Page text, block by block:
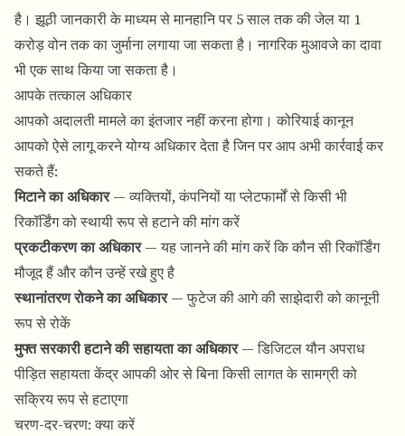
है। झूठी जानकारी के माध्यम से मानहानि पर 5 साल तक की जेल या 1
करोड़ वोन तक का जुर्माना लगाया जा सकता है। नागरिक मुआवजे का दावा
भी एक साथ किया जा सकता है।
आपके तत्काल अधिकार
आपको अदालती मामले का इंतजार नहीं करना होगा। कोरियाई कानून
आपको ऐसे लागू करने योग्य अधिकार देता है जिन पर आप अभी कार्रवाई कर
सकते हैं:
मिटाने का अधिकार— व्यक्तियों, कंपनियों या प्लेटफार्मों से किसी भी
रिकॉर्डिंग को स्थायी रूप से हटाने की मांग करें
प्रकटीकरण का अधिकार— यह जानने की मांग करें कि कौन सी रिकॉर्डिंग
मौजूद हैं और कौन उन्हें रखे हुए है
स्थानांतरण रोकने का अधिकार— फुटेज की आगे की साझेदारी को कानूनी
रूप से रोकें
मुफ्त सरकारी हटाने की सहायता का अधिकार— डिजिटल यौन अपराध
पीड़ित सहायता केंद्र आपकी ओर से बिना किसी लागत के सामग्री को
सक्रिय रूप से हटाएगा
चरण-दर-चरण: क्या करें